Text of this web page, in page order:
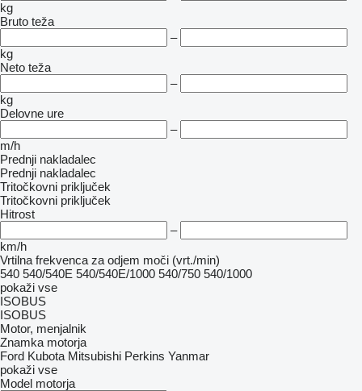
kg
Bruto teža
–
kg
Neto teža
–
kg
Delovne ure
–
m/h
Prednji nakladalec
Prednji nakladalec
Tritočkovni priključek
Tritočkovni priključek
Hitrost
–
km/h
Vrtilna frekvenca za odjem moči (vrt./min)
540 540/540E 540/540E/1000 540/750 540/1000
pokaži vse
ISOBUS
ISOBUS
Motor, menjalnik
Znamka motorja
Ford Kubota Mitsubishi Perkins Yanmar
pokaži vse
Model motorja